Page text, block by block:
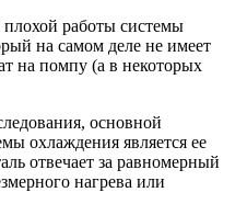
работы системы
на самом деле не имеет
на помпу (а в некоторых
основной
охлаждения является ее
отвечает за равномерный
нагрева или